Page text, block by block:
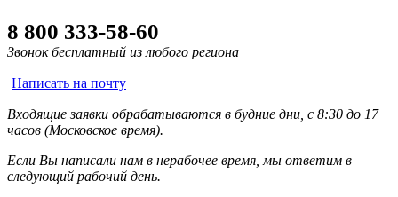
8 800 333-58-60
Звонок бесплатный из любого региона
Написать на почту
Входящие заявки обрабатываются в будние дни, с 8:30 до 17
часов (Московское время).
Если Вы написали нам в нерабочее время, мы ответим в
следующий рабочий день.